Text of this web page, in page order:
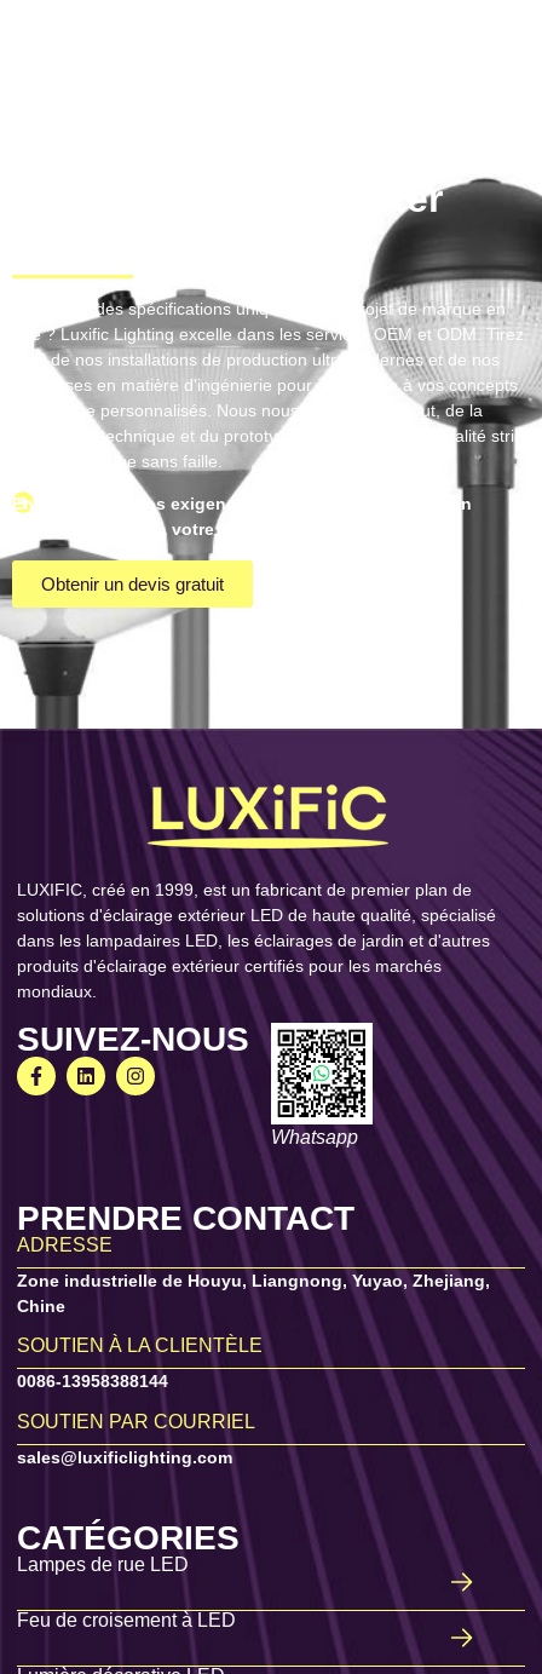
Projeter
Vous avez des spécifications uniques ou un projet de marque en
tête ? Luxific Lighting excelle dans les services OEM et ODM. Tirez
parti de nos installations de production ultramodernes et de nos
prouesses en matière d'ingénierie pour donner vie à vos concepts
d'éclairage personnalisés. Nous nous occupons de tout, de la
conception technique et du prototypage au contrôle de qualité strict
et à la logistique sans faille.
Envoyez-nous vos exigences et faites l'expérience d'un
partenariat dédié à votre vision exacte.
Obtenir un devis gratuit
LUXIFIC, créé en 1999, est un fabricant de premier plan de
solutions d'éclairage extérieur LED de haute qualité, spécialisé
dans les lampadaires LED, les éclairages de jardin et d'autres
produits d'éclairage extérieur certifiés pour les marchés
mondiaux.
SUIVEZ-NOUS
Whatsapp
PRENDRE CONTACT
ADRESSE
Zone industrielle de Houyu, Liangnong, Yuyao, Zhejiang,
Chine
SOUTIEN À LA CLIENTÈLE
0086-13958388144
SOUTIEN PAR COURRIEL
sales@luxificlighting.com
CATÉGORIES
Lampes de rue LED
Feu de croisement à LED